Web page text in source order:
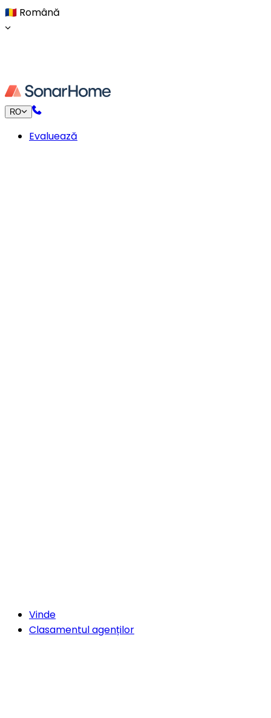
🇷🇴 Română
RO
Evaluează
Vinde
Clasamentul agenților